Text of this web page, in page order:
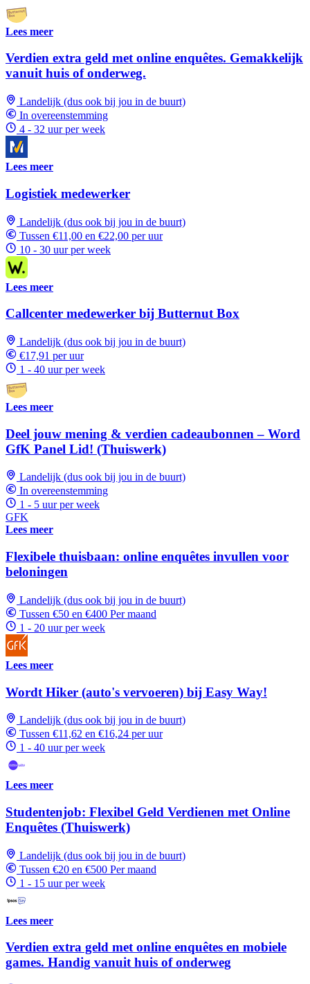
Lees meer
Verdien extra geld met online enquêtes. Gemakkelijk
vanuit huis of onderweg.
Landelijk (dus ook bij jou in de buurt)
In overeenstemming
4 - 32 uur per week
Lees meer
Logistiek medewerker
Landelijk (dus ook bij jou in de buurt)
Tussen €11,00 en €22,00 per uur
10 - 30 uur per week
Lees meer
Callcenter medewerker bij Butternut Box
Landelijk (dus ook bij jou in de buurt)
€17,91 per uur
1 - 40 uur per week
Lees meer
Deel jouw mening & verdien cadeaubonnen – Word
GfK Panel Lid! (Thuiswerk)
Landelijk (dus ook bij jou in de buurt)
In overeenstemming
1 - 5 uur per week
GFK
Lees meer
Flexibele thuisbaan: online enquêtes invullen voor
beloningen
Landelijk (dus ook bij jou in de buurt)
Tussen €50 en €400 Per maand
1 - 20 uur per week
Lees meer
Wordt Hiker (auto's vervoeren) bij Easy Way!
Landelijk (dus ook bij jou in de buurt)
Tussen €11,62 en €16,24 per uur
1 - 40 uur per week
Lees meer
Studentenjob: Flexibel Geld Verdienen met Online
Enquêtes (Thuiswerk)
Landelijk (dus ook bij jou in de buurt)
Tussen €20 en €500 Per maand
1 - 15 uur per week
Lees meer
Verdien extra geld met online enquêtes en mobiele
games. Handig vanuit huis of onderweg